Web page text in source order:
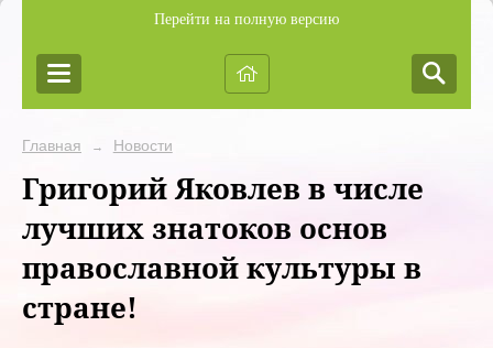
Перейти на полную версию
Главная → Новости
Григорий Яковлев в числе
лучших знатоков основ
православной культуры в
стране!